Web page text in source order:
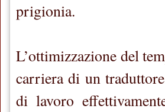
prigionia.
L’ottimizzazione del
carriera di un
di lavoro